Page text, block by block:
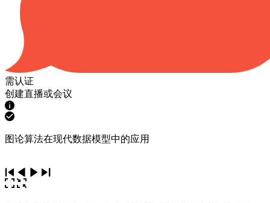
需认证
创建直播或会议
图论算法在现代数据模型中的应用